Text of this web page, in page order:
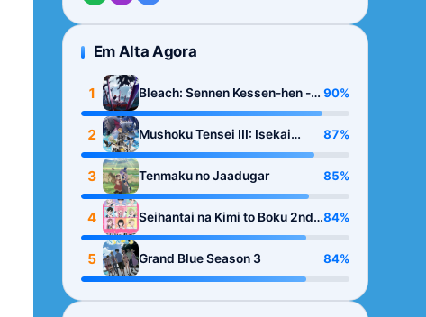
Em Alta Agora
1
Bleach: Sennen Kessen-hen -
Kashin-tan
90%
2
Mushoku Tensei III: Isekai
Ittara Honki Dasu
87%
3 Tenmaku no Jaadugar 85%
4
Seihantai na Kimi to Boku 2nd
Season
84%
5 Grand Blue Season 3 84%